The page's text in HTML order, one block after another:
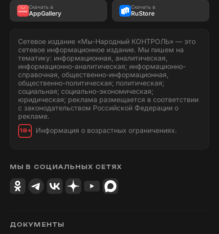
Скачать в
AppGallery
Скачать в
RuStore
Сетевое издание «Мы-Народный КОНТРОЛЬ» — это
сетевое информационное издание. Мы пишем на
тематику: информационная, аналитическая,
информационно-аналитическая; информационно-
справочная, общественно-информационная,
общественно-политическая; политическая;
социальная; социально-экономическая;
юридическая; реклама размещается в соответствии
с законодательством Российской Федерации о
рекламе.
18+ Информация о возрастных ограничениях.
МЫ В СОЦИАЛЬНЫХ СЕТЯХ
ДОКУМЕНТЫ